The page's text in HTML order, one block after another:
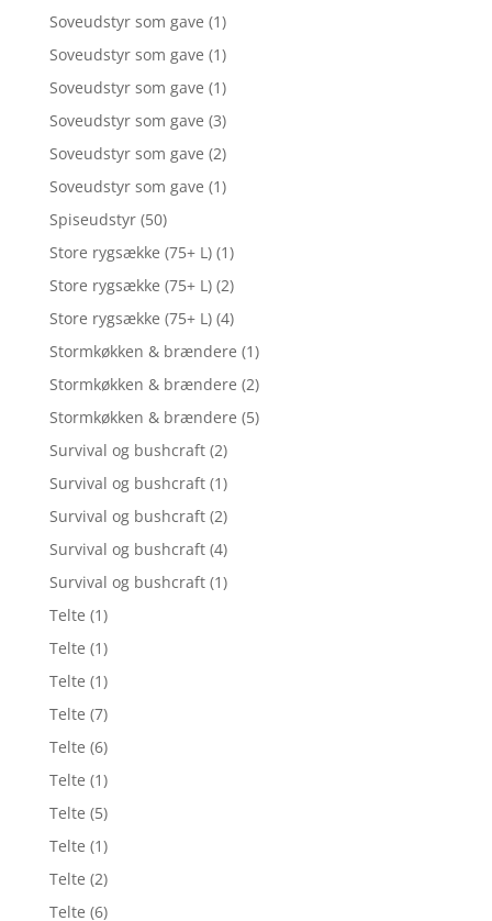
Soveudstyr som gave (1)
Soveudstyr som gave (1)
Soveudstyr som gave (1)
Soveudstyr som gave (3)
Soveudstyr som gave (2)
Soveudstyr som gave (1)
Spiseudstyr (50)
Store rygsække (75+ L) (1)
Store rygsække (75+ L) (2)
Store rygsække (75+ L) (4)
Stormkøkken & brændere (1)
Stormkøkken & brændere (2)
Stormkøkken & brændere (5)
Survival og bushcraft (2)
Survival og bushcraft (1)
Survival og bushcraft (2)
Survival og bushcraft (4)
Survival og bushcraft (1)
Telte (1)
Telte (1)
Telte (1)
Telte (7)
Telte (6)
Telte (1)
Telte (5)
Telte (1)
Telte (2)
Telte (6)